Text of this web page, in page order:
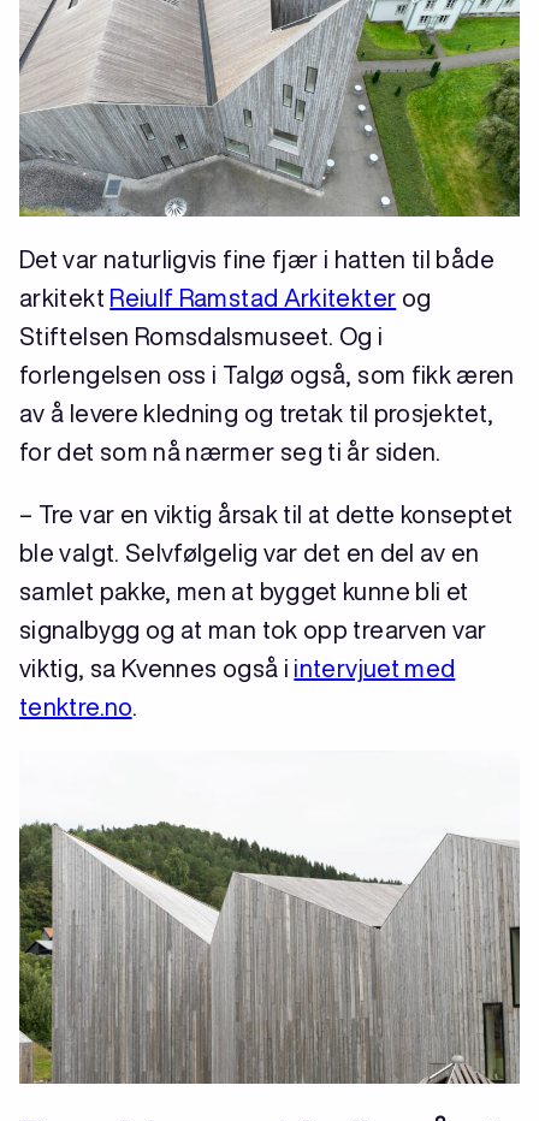
Det var naturligvis fine fjær i hatten til både
arkitekt Reiulf Ramstad Arkitekter og
Stiftelsen Romsdalsmuseet. Og i
forlengelsen oss i Talgø også, som fikk æren
av å levere kledning og tretak til prosjektet,
for det som nå nærmer seg ti år siden.
– Tre var en viktig årsak til at dette konseptet
ble valgt. Selvfølgelig var det en del av en
samlet pakke, men at bygget kunne bli et
signalbygg og at man tok opp trearven var
viktig, sa Kvennes også i intervjuet med
tenktre.no